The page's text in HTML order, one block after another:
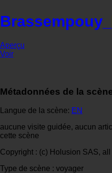
Aperçu
Voir
Métadonnées de la
Langue de la scène: EN
aucune visite guidée, aucun
cette scène
Copyright : (c) Holusion SAS, all
Type de scène : voyager